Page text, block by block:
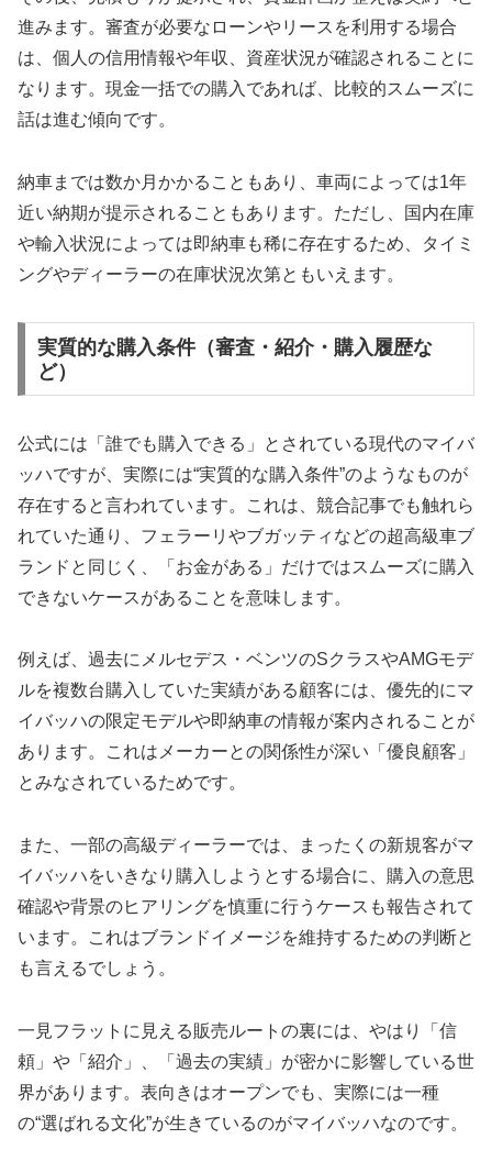
進みます。審査が必要なローンやリースを利用する場合
は、個人の信用情報や年収、資産状況が確認されることに
なります。現金一括での購入であれば、比較的スムーズに
話は進む傾向です。
納車までは数か月かかることもあり、車両によっては1年
近い納期が提示されることもあります。ただし、国内在庫
や輸入状況によっては即納車も稀に存在するため、タイミ
ングやディーラーの在庫状況次第ともいえます。
実質的な購入条件（審査・紹介・購入履歴な
ど）
公式には「誰でも購入できる」とされている現代のマイバ
ッハですが、実際には“実質的な購入条件”のようなものが
存在すると言われています。これは、競合記事でも触れら
れていた通り、フェラーリやブガッティなどの超高級車ブ
ランドと同じく、「お金がある」だけではスムーズに購入
できないケースがあることを意味します。
例えば、過去にメルセデス・ベンツのSクラスやAMGモデ
ルを複数台購入していた実績がある顧客には、優先的にマ
イバッハの限定モデルや即納車の情報が案内されることが
あります。これはメーカーとの関係性が深い「優良顧客」
とみなされているためです。
また、一部の高級ディーラーでは、まったくの新規客がマ
イバッハをいきなり購入しようとする場合に、購入の意思
確認や背景のヒアリングを慎重に行うケースも報告されて
います。これはブランドイメージを維持するための判断と
も言えるでしょう。
一見フラットに見える販売ルートの裏には、やはり「信
頼」や「紹介」、「過去の実績」が密かに影響している世
界があります。表向きはオープンでも、実際には一種
の“選ばれる文化”が生きているのがマイバッハなのです。